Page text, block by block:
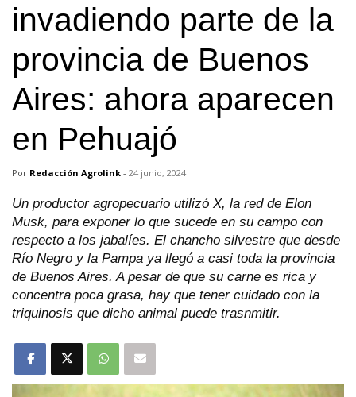
invadiendo parte de la
provincia de Buenos
Aires: ahora aparecen
en Pehuajó
Por Redacción Agrolink - 24 junio, 2024
Un productor agropecuario utilizó X, la red de Elon
Musk, para exponer lo que sucede en su campo con
respecto a los jabalíes. El chancho silvestre que desde
Río Negro y la Pampa ya llegó a casi toda la provincia
de Buenos Aires. A pesar de que su carne es rica y
concentra poca grasa, hay que tener cuidado con la
triquinosis que dicho animal puede trasnmitir.